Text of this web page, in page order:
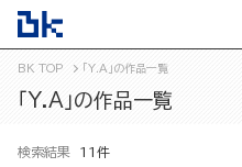
BK TOP 「Y.A」の作品一覧
「Y.A」の作品一覧
検索結果 11件